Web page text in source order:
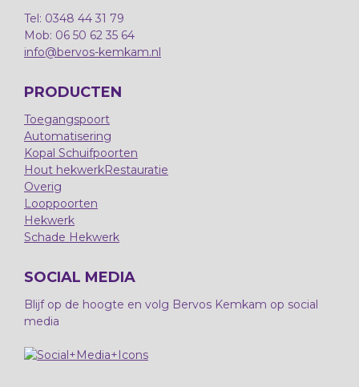
Tel: 0348 44 31 79
Mob: 06 50 62 35 64
info@bervos-kemkam.nl
PRODUCTEN
Toegangspoort
Automatisering
Kopal Schuifpoorten
Hout hekwerkRestauratie
Overig
Looppoorten
Hekwerk
Schade Hekwerk
SOCIAL MEDIA
Blijf op de hoogte en volg Bervos Kemkam op social
media